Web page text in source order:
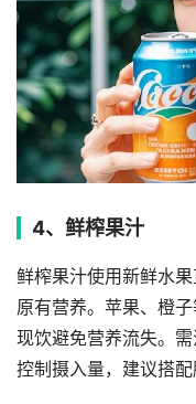
4、鲜榨果汁
鲜榨果汁使用新鲜水
原有营养。苹果、橙
现饮避免营养流失。
控制摄入量，建议搭配